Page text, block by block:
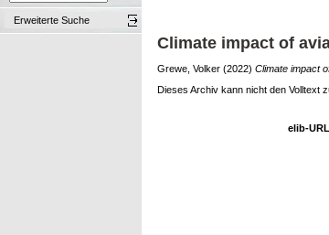
Erweiterte Suche
Climate impact of
Grewe, Volker (2022) Climate impact
Dieses Archiv kann nicht den Volltext
elib-